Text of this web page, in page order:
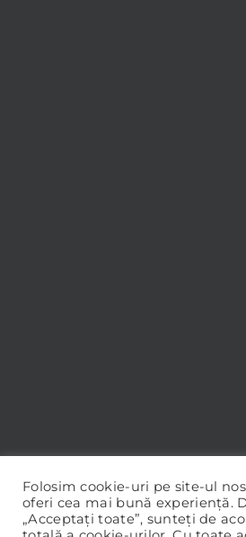
Folosim cookie-uri pe site-ul
oferi cea mai bună experiență.
„Acceptați toate”, sunteți de